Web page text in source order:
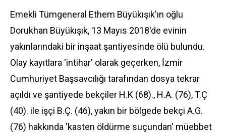
Emekli Tümgeneral Ethem Büyükışık'ın oğlu
Dorukhan Büyükışık, 13 Mayıs 2018'de evinin
yakınlarındaki bir inşaat şantiyesinde ölü bulundu.
Olay kayıtlara 'intihar' olarak geçerken, İzmir
Cumhuriyet Başsavcılığı tarafından dosya tekrar
açıldı ve şantiyede bekçiler H.K (68)., H.A. (76), T.Ç
(40). ile işçi B.Ç. (46), yakın bir bölgede bekçi A.G.
(76) hakkında 'kasten öldürme suçundan' müebbet